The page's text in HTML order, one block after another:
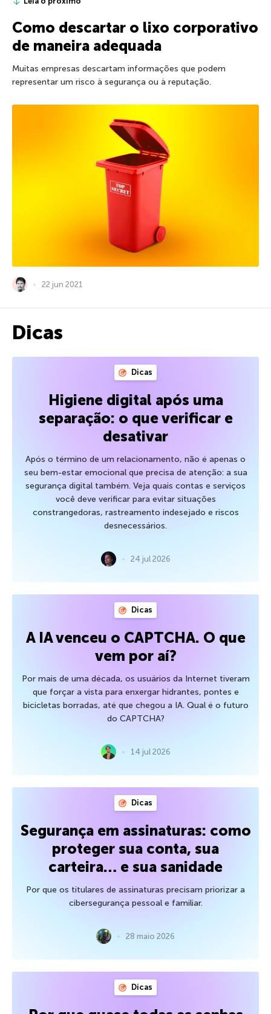
Como descartar o lixo corporativo
de maneira adequada
Muitas empresas descartam informações que podem
representar um risco à segurança ou à reputação.
22 jun 2021
Dicas
Dicas
Higiene digital após uma
separação: o que verificar e
desativar
Após o término de um relacionamento, não é apenas o
seu bem-estar emocional que precisa de atenção: a sua
segurança digital também. Veja quais contas e serviços
você deve verificar para evitar situações
constrangedoras, rastreamento indesejado e riscos
desnecessários.
24 jul 2026
Dicas
A IA venceu o CAPTCHA. O que
vem por aí?
Por mais de uma década, os usuários da Internet tiveram
que forçar a vista para enxergar hidrantes, pontes e
bicicletas borradas, até que chegou a IA. Qual é o futuro
do CAPTCHA?
14 jul 2026
Dicas
Segurança em assinaturas: como
proteger sua conta, sua
carteira… e sua sanidade
Por que os titulares de assinaturas precisam priorizar a
cibersegurança pessoal e familiar.
28 maio 2026
Dicas